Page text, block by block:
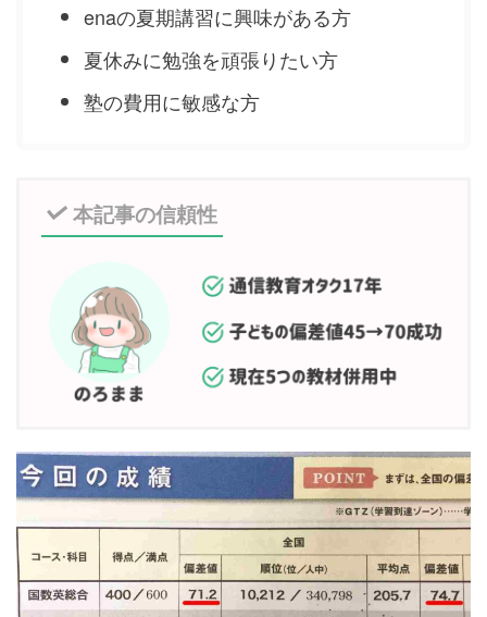
enaの夏期講習に興味がある方
夏休みに勉強を頑張りたい方
塾の費用に敏感な方
本記事の信頼性